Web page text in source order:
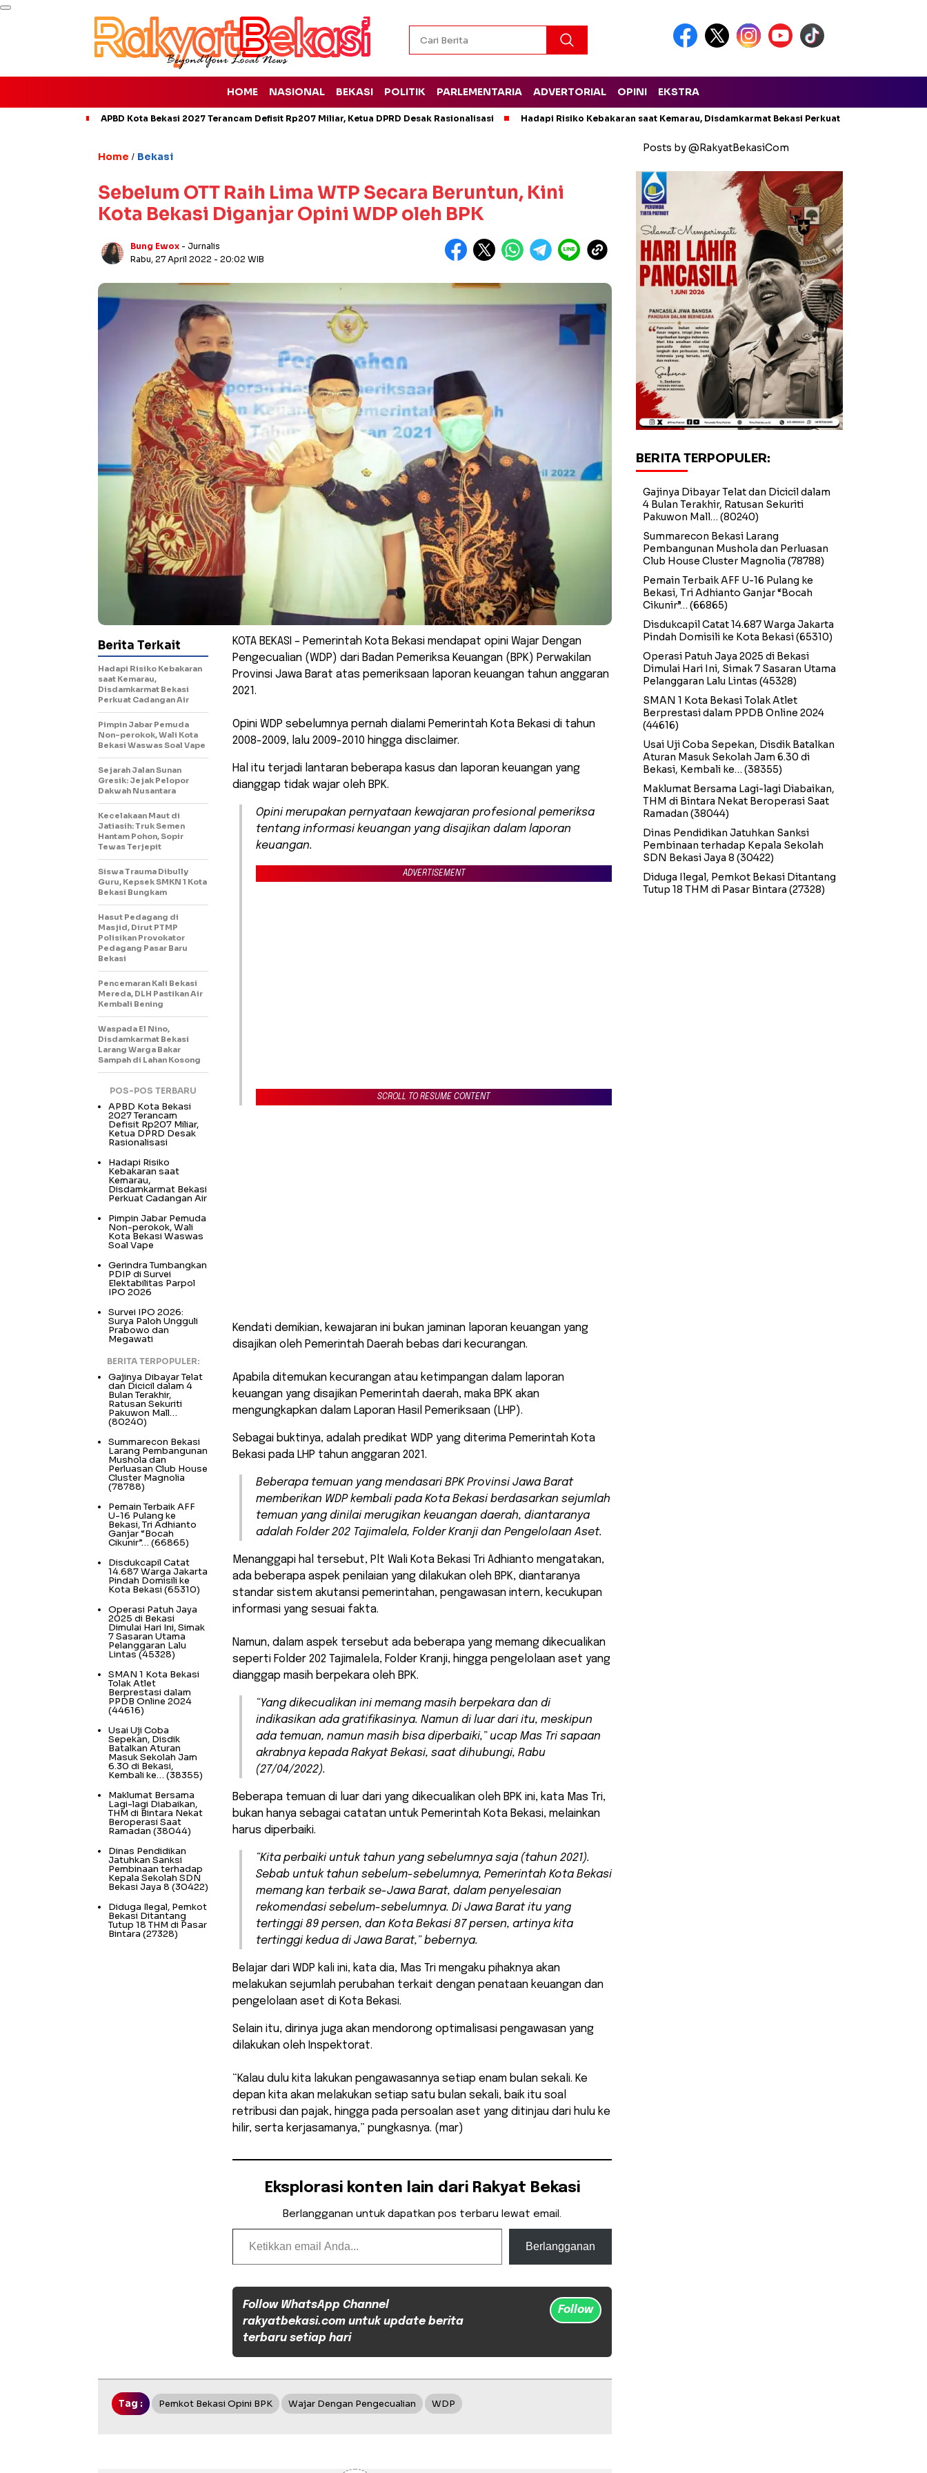
HOME NASIONAL BEKASI POLITIK PARLEMENTARIA ADVERTORIAL OPINI EKSTRA
APBD Kota Bekasi 2027 Terancam Defisit Rp207 Miliar, Ketua DPRD Desak Rasionalisasi Hadapi Risiko Kebakaran saat Kemarau, Disdamkarmat Bekasi Perkuat Cadangan Air
Home / Bekasi
Sebelum OTT Raih Lima WTP Secara Beruntun, Kini
Kota Bekasi Diganjar Opini WDP oleh BPK
Bung Ewox - Jurnalis
Rabu, 27 April 2022 - 20:02 WIB
KOTA BEKASI – Pemerintah Kota Bekasi mendapat opini Wajar Dengan
Pengecualian (WDP) dari Badan Pemeriksa Keuangan (BPK) Perwakilan
Provinsi Jawa Barat atas pemeriksaan laporan keuangan tahun anggaran
2021.
Opini WDP sebelumnya pernah dialami Pemerintah Kota Bekasi di tahun
2008-2009, lalu 2009-2010 hingga disclaimer.
Hal itu terjadi lantaran beberapa kasus dan laporan keuangan yang
dianggap tidak wajar oleh BPK.
Opini merupakan pernyataan kewajaran profesional pemeriksa
tentang informasi keuangan yang disajikan dalam laporan
keuangan.
ADVERTISEMENT
SCROLL TO RESUME CONTENT
Kendati demikian, kewajaran ini bukan jaminan laporan keuangan yang
disajikan oleh Pemerintah Daerah bebas dari kecurangan.
Apabila ditemukan kecurangan atau ketimpangan dalam laporan
keuangan yang disajikan Pemerintah daerah, maka BPK akan
mengungkapkan dalam Laporan Hasil Pemeriksaan (LHP).
Sebagai buktinya, adalah predikat WDP yang diterima Pemerintah Kota
Bekasi pada LHP tahun anggaran 2021.
Beberapa temuan yang mendasari BPK Provinsi Jawa Barat
memberikan WDP kembali pada Kota Bekasi berdasarkan sejumlah
temuan yang dinilai merugikan keuangan daerah, diantaranya
adalah Folder 202 Tajimalela, Folder Kranji dan Pengelolaan Aset.
Menanggapi hal tersebut, Plt Wali Kota Bekasi Tri Adhianto mengatakan,
ada beberapa aspek penilaian yang dilakukan oleh BPK, diantaranya
standar sistem akutansi pemerintahan, pengawasan intern, kecukupan
informasi yang sesuai fakta.
Namun, dalam aspek tersebut ada beberapa yang memang dikecualikan
seperti Folder 202 Tajimalela, Folder Kranji, hingga pengelolaan aset yang
dianggap masih berpekara oleh BPK.
“Yang dikecualikan ini memang masih berpekara dan di
indikasikan ada gratifikasinya. Namun di luar dari itu, meskipun
ada temuan, namun masih bisa diperbaiki,” ucap Mas Tri sapaan
akrabnya kepada Rakyat Bekasi, saat dihubungi, Rabu
(27/04/2022).
Beberapa temuan di luar dari yang dikecualikan oleh BPK ini, kata Mas Tri,
bukan hanya sebagai catatan untuk Pemerintah Kota Bekasi, melainkan
harus diperbaiki.
“Kita perbaiki untuk tahun yang sebelumnya saja (tahun 2021).
Sebab untuk tahun sebelum-sebelumnya, Pemerintah Kota Bekasi
memang kan terbaik se-Jawa Barat, dalam penyelesaian
rekomendasi sebelum-sebelumnya. Di Jawa Barat itu yang
tertinggi 89 persen, dan Kota Bekasi 87 persen, artinya kita
tertinggi kedua di Jawa Barat,” bebernya.
Belajar dari WDP kali ini, kata dia, Mas Tri mengaku pihaknya akan
melakukan sejumlah perubahan terkait dengan penataan keuangan dan
pengelolaan aset di Kota Bekasi.
Selain itu, dirinya juga akan mendorong optimalisasi pengawasan yang
dilakukan oleh Inspektorat.
“Kalau dulu kita lakukan pengawasannya setiap enam bulan sekali. Ke
depan kita akan melakukan setiap satu bulan sekali, baik itu soal
retribusi dan pajak, hingga pada persoalan aset yang ditinjau dari hulu ke
hilir, serta kerjasamanya,” pungkasnya. (mar)
Eksplorasi konten lain dari Rakyat Bekasi
Berlangganan untuk dapatkan pos terbaru lewat email.
Ketikkan email Anda...
Berlangganan
Follow WhatsApp Channel
rakyatbekasi.com untuk update berita
terbaru setiap hari
Follow
Berita Terkait
Hadapi Risiko Kebakaran
saat Kemarau,
Disdamkarmat Bekasi
Perkuat Cadangan Air
Pimpin Jabar Pemuda
Non-perokok, Wali Kota
Bekasi Waswas Soal Vape
Sejarah Jalan Sunan
Gresik: Jejak Pelopor
Dakwah Nusantara
Kecelakaan Maut di
Jatiasih: Truk Semen
Hantam Pohon, Sopir
Tewas Terjepit
Siswa Trauma Dibully
Guru, Kepsek SMKN 1 Kota
Bekasi Bungkam
Hasut Pedagang di
Masjid, Dirut PTMP
Polisikan Provokator
Pedagang Pasar Baru
Bekasi
Pencemaran Kali Bekasi
Mereda, DLH Pastikan Air
Kembali Bening
Waspada El Nino,
Disdamkarmat Bekasi
Larang Warga Bakar
Sampah di Lahan Kosong
POS-POS TERBARU
APBD Kota Bekasi
2027 Terancam
Defisit Rp207 Miliar,
Ketua DPRD Desak
Rasionalisasi
Hadapi Risiko
Kebakaran saat
Kemarau,
Disdamkarmat Bekasi
Perkuat Cadangan Air
Pimpin Jabar Pemuda
Non-perokok, Wali
Kota Bekasi Waswas
Soal Vape
Gerindra Tumbangkan
PDIP di Survei
Elektabilitas Parpol
IPO 2026
Survei IPO 2026:
Surya Paloh Ungguli
Prabowo dan
Megawati
BERITA TERPOPULER:
Gajinya Dibayar Telat
dan Dicicil dalam 4
Bulan Terakhir,
Ratusan Sekuriti
Pakuwon Mall…
(80240)
Summarecon Bekasi
Larang Pembangunan
Mushola dan
Perluasan Club House
Cluster Magnolia
(78788)
Pemain Terbaik AFF
U-16 Pulang ke
Bekasi, Tri Adhianto
Ganjar “Bocah
Cikunir”… (66865)
Disdukcapil Catat
14.687 Warga Jakarta
Pindah Domisili ke
Kota Bekasi (65310)
Operasi Patuh Jaya
2025 di Bekasi
Dimulai Hari Ini, Simak
7 Sasaran Utama
Pelanggaran Lalu
Lintas(45328)
SMAN 1 Kota Bekasi
Tolak Atlet
Berprestasi dalam
PPDB Online 2024
(44616)
Usai Uji Coba
Sepekan, Disdik
Batalkan Aturan
Masuk Sekolah Jam
6.30 di Bekasi,
Kembali ke… (38355)
Maklumat Bersama
Lagi-lagi Diabaikan,
THM di Bintara Nekat
Beroperasi Saat
Ramadan (38044)
Dinas Pendidikan
Jatuhkan Sanksi
Pembinaan terhadap
Kepala Sekolah SDN
Bekasi Jaya 8 (30422)
Diduga Ilegal, Pemkot
Bekasi Ditantang
Tutup 18 THM di Pasar
Bintara (27328)
Tag : Pemkot Bekasi Opini BPK Wajar Dengan Pengecualian WDP
Posts by @RakyatBekasiCom
BERITA TERPOPULER:
Gajinya Dibayar Telat dan Dicicil dalam
4 Bulan Terakhir, Ratusan Sekuriti
Pakuwon Mall… (80240)
Summarecon Bekasi Larang
Pembangunan Mushola dan Perluasan
Club House Cluster Magnolia (78788)
Pemain Terbaik AFF U-16 Pulang ke
Bekasi, Tri Adhianto Ganjar “Bocah
Cikunir”… (66865)
Disdukcapil Catat 14.687 Warga Jakarta
Pindah Domisili ke Kota Bekasi(65310)
Operasi Patuh Jaya 2025 di Bekasi
Dimulai Hari Ini, Simak 7 Sasaran Utama
Pelanggaran Lalu Lintas (45328)
SMAN 1 Kota Bekasi Tolak Atlet
Berprestasi dalam PPDB Online 2024
(44616)
Usai Uji Coba Sepekan, Disdik Batalkan
Aturan Masuk Sekolah Jam 6.30 di
Bekasi, Kembali ke… (38355)
Maklumat Bersama Lagi-lagi Diabaikan,
THM di Bintara Nekat Beroperasi Saat
Ramadan (38044)
Dinas Pendidikan Jatuhkan Sanksi
Pembinaan terhadap Kepala Sekolah
SDN Bekasi Jaya 8 (30422)
Diduga Ilegal, Pemkot Bekasi Ditantang
Tutup 18 THM di Pasar Bintara (27328)